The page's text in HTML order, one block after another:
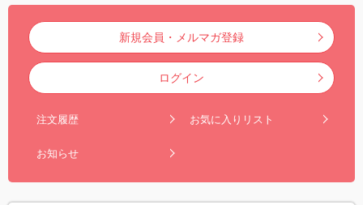
新規会員・メルマガ登録
ログイン
注文履歴 お気に入りリスト
お知らせ